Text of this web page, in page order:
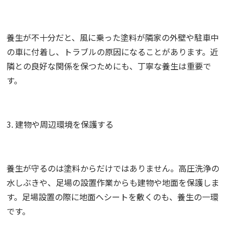
養生が不十分だと、風に乗った塗料が隣家の外壁や駐車中
の車に付着し、トラブルの原因になることがあります。近
隣との良好な関係を保つためにも、丁寧な養生は重要で
す。
3. 建物や周辺環境を保護する
養生が守るのは塗料からだけではありません。高圧洗浄の
水しぶきや、足場の設置作業からも建物や地面を保護しま
す。足場設置の際に地面へシートを敷くのも、養生の一環
です。